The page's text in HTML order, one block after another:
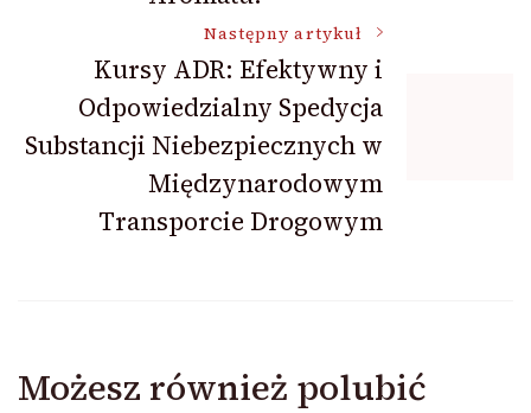
Następny artykuł
Kursy ADR: Efektywny i
Odpowiedzialny Spedycja
Substancji Niebezpiecznych w
Międzynarodowym
Transporcie Drogowym
Możesz również polubić